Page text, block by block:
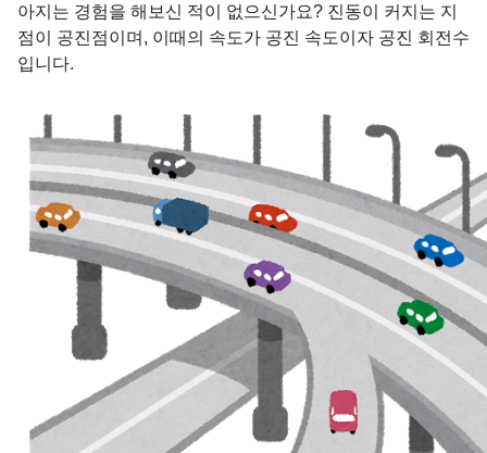
아지는 경험을 해보신 적이 없으신가요? 진동이 커지는 지
점이 공진점이며, 이때의 속도가 공진 속도이자 공진 회전수
입니다.